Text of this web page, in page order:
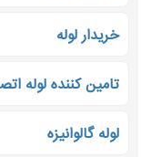
خریدار لوله
تامین کننده لوله
لوله گالوانیزه